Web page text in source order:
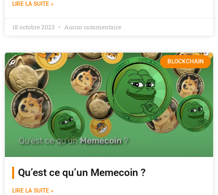
LIRE LA SUITE »
18 octobre 2023 Aucun commentaire
BLOCKCHAIN
Qu’est ce qu’un Memecoin ?
LIRE LA SUITE »